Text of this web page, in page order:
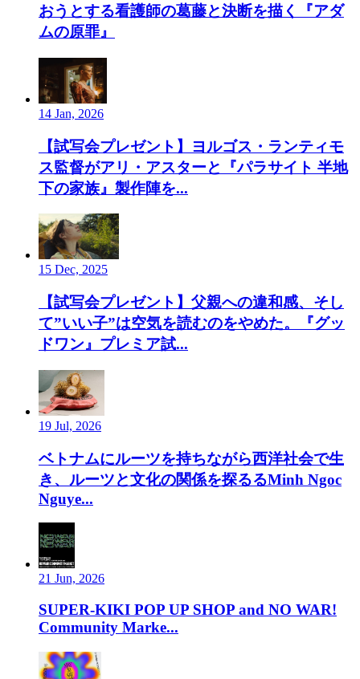
おうとする看護師の葛藤と決断を描く『アダ
ムの原罪』
14 Jan, 2026
【試写会プレゼント】ヨルゴス・ランティモ
ス監督がアリ・アスターと『パラサイト 半地
下の家族』製作陣を...
15 Dec, 2025
【試写会プレゼント】父親への違和感、そし
て”いい子”は空気を読むのをやめた。『グッ
ドワン』プレミア試...
19 Jul, 2026
ベトナムにルーツを持ちながら西洋社会で生
き、ルーツと文化の関係を探るるMinh Ngoc
Nguye...
21 Jun, 2026
SUPER-KIKI POP UP SHOP and NO WAR!
Community Marke...